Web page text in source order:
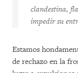
clandestina,
impedir su
Estamos
de rechazo en la